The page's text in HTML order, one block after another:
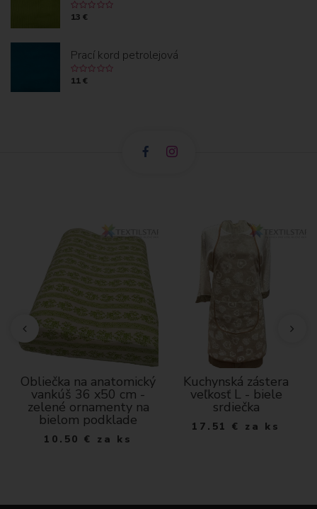
13 €
Prací kord petrolejová
11 €
Obliečka na anatomický
vankúš 36 x50 cm -
zelené ornamenty na
bielom podklade
10.50 € za ks
Kuchynská zástera
veľkosť L - biele
srdiečka
17.51 € za ks